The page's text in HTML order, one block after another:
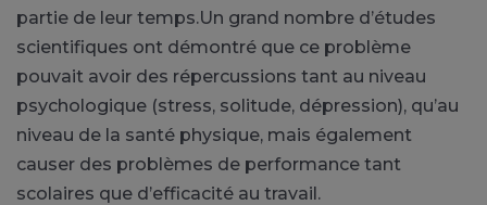
partie de leur temps.Un grand nombre d’études
scientifiques ont démontré que ce problème
pouvait avoir des répercussions tant au niveau
psychologique (stress, solitude, dépression), qu’au
niveau de la santé physique, mais également
causer des problèmes de performance tant
scolaires que d’efficacité au travail.